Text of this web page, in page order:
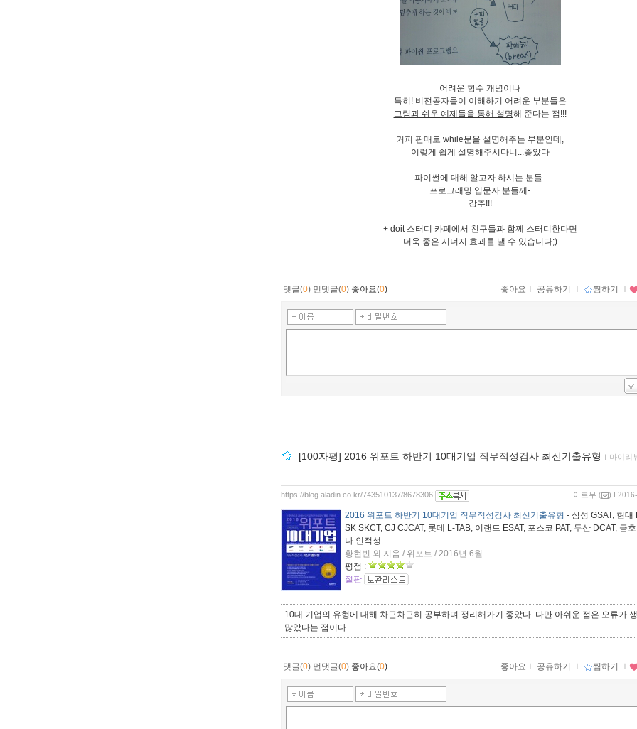
어려운 함수 개념이나
특히! 비전공자들이 이해하기 어려운 부분들은
그림과 쉬운 예제들을 통해 설명해 준다는 점!!!
커피 판매로 while문을 설명해주는 부분인데,
이렇게 쉽게 설명해주시다니...좋았다
파이썬에 대해 알고자 하시는 분들-
프로그래밍 입문자 분들께-
강추!!!
+ doit 스터디 카페에서 친구들과 함께 스터디한다면
더욱 좋은 시너지 효과를 낼 수 있습니다;)
댓글(0) 먼댓글(0) 좋아요(0) 좋아요 ｌ 공유하기 ｌ 찜하기 ｌ
[100자평] 2016 위포트 하반기 10대기업 직무적성검사 최신기출유형 ｌ 마이리
아르무 ( ) l
https://blog.aladin.co.kr/743510137/8678306
2016 위포트 하반기 10대기업 직무적성검사 최신기출유형 - 삼성 GSAT, 현대
SK SKCT, CJ CJCAT, 롯데 L-TAB, 이랜드 ESAT, 포스코 PAT, 두산 DCAT, 금
나 인적성
황현빈 외 지음 / 위포트 / 2016년 6월
평점 :
절판
10대 기업의 유형에 대해 차근차근히 공부하며 정리해가기 좋았다. 다만 아쉬운 점은 오류가
많았다는 점이다.
댓글(0) 먼댓글(0) 좋아요(0) 좋아요 ｌ 공유하기 ｌ 찜하기 ｌ